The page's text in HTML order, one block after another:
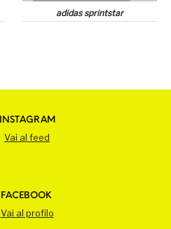
adidas sprintstar
INSTAGRAM
Vai al feed
FACEBOOK
Vai al profilo